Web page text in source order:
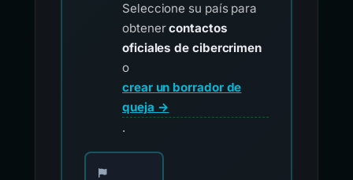
Seleccione su país para
obtenercontactos
oficiales de cibercrimen
o
crear un borrador de
queja →
.
Elija su país para los contactos oficiales de